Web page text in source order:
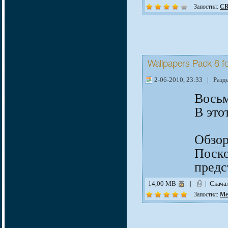
Запостил:
Wallpapers Pack 8
2-06-2010, 23:33 |
В
14,00 MB | |
Запостил: